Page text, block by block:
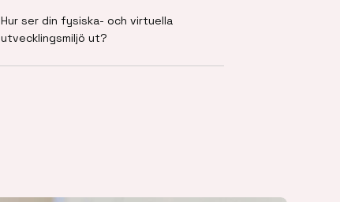
Hur ser din fysiska- och virtuella
utvecklingsmiljö ut?